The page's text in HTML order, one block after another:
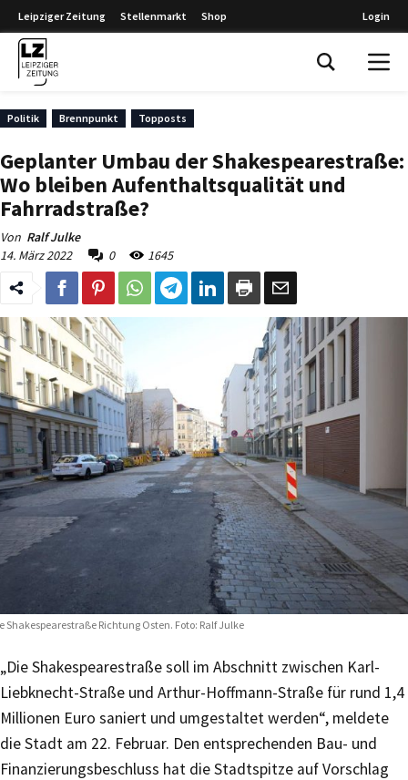
Leipziger Zeitung Stellenmarkt Shop Login
Politik Brennpunkt Topposts
Geplanter Umbau der Shakespearestraße:
Wo bleiben Aufenthaltsqualität und
Fahrradstraße?
Von Ralf Julke
14. März 2022
0 1645
Shakespearestraße Richtung Osten. Foto: Ralf Julke
„Die Shakespearestraße soll im Abschnitt zwischen Karl-
Liebknecht-Straße und Arthur-Hoffmann-Straße für rund 1,4
Millionen Euro saniert und umgestaltet werden“, meldete
die Stadt am 22. Februar. Den entsprechenden Bau- und
Finanzierungsbeschluss hat die Stadtspitze auf Vorschlag